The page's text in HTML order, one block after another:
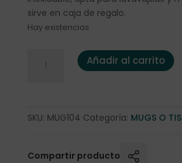
sirve en caja de regalo.
Hay existencias
Tisanera "Lin-Lin" 0,25l. porcelana
Añadir al carrito
SKU: MUG104 Categoría: MUGS O
Compartir producto